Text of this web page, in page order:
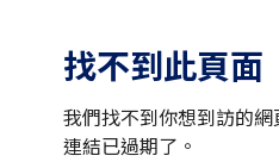
找不到此頁面
我們找不到你想到訪的
連結已過期了。